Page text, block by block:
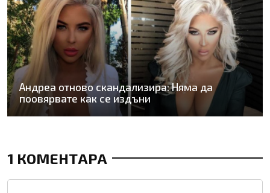
Андреа отново скандализира: Няма да
поовярвате как се издъни
1 КОМЕНТАРА